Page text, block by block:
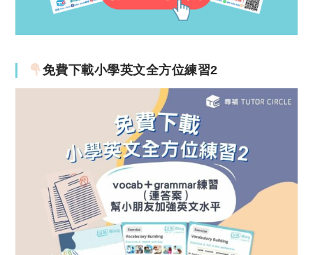
免費下載小學英文全方位練習2